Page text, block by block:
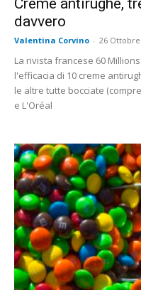
davvero
Valentina Corvino - 26 Ottobre
La rivista francese 60
l'efficacia di 10 creme
le altre tutte bocciate
e L'Oréal